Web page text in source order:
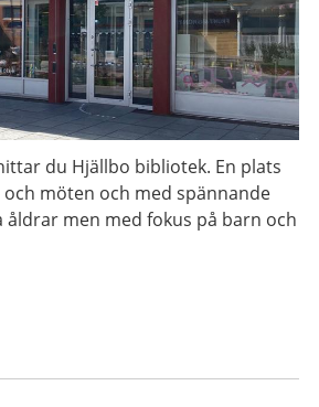
du Hjällbo bibliotek. En plats
möten och med spännande
åldrar men med fokus på barn och